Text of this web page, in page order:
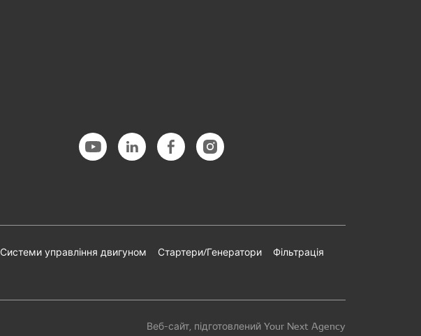
Системи управління двигуном Стартери/Генератори
Фільтрація
Веб-сайт, підготовлений Your Next Agency